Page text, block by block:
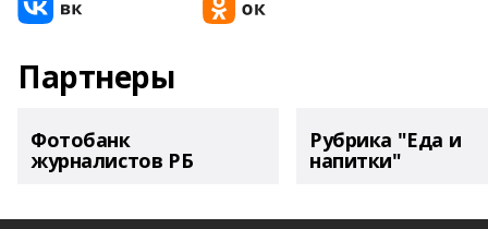
Партнеры
Фотобанк
журналистов РБ
Рубрика "Еда и
напитки"